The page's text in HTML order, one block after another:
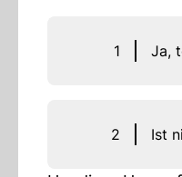
1 Ja,
2 Ist